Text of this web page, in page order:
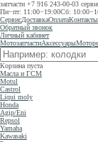
запчасти +7 916 243-00-03
Пн−пт: 11:00−19:00Сб:
СервисДоставкаОплатаКонтакты
Обратный звонок
Личный кабинет
МотозапчастиАксессуары
Корзина пуста
Масла и ГСМ
Motul
Castrol
Liqui moly
Honda
Agip/Eni
Repsol
Yamaha
Kawasaki